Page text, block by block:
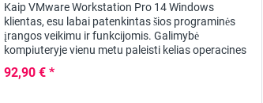
Kaip VMware Workstation Pro 14 Windows
klientas, esu labai patenkintas šios programinės
įrangos veikimu ir funkcijomis. Galimybė
kompiuteryje vienu metu paleisti kelias operacines
paprasta...
92,90 € *